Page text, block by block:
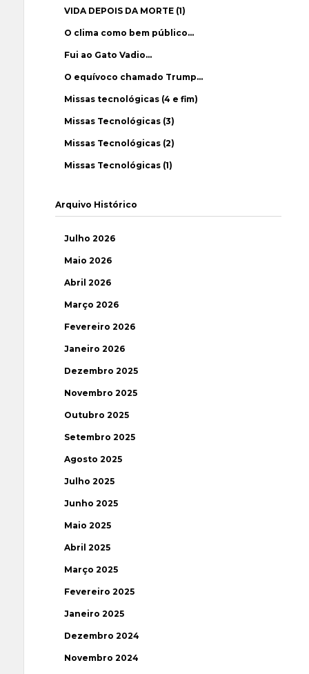
VIDA DEPOIS DA MORTE (1)
O clima como bem público…
Fui ao Gato Vadio…
O equívoco chamado Trump…
Missas tecnológicas (4 e fim)
Missas Tecnológicas (3)
Missas Tecnológicas (2)
Missas Tecnológicas (1)
Arquivo Histórico
Julho 2026
Maio 2026
Abril 2026
Março 2026
Fevereiro 2026
Janeiro 2026
Dezembro 2025
Novembro 2025
Outubro 2025
Setembro 2025
Agosto 2025
Julho 2025
Junho 2025
Maio 2025
Abril 2025
Março 2025
Fevereiro 2025
Janeiro 2025
Dezembro 2024
Novembro 2024